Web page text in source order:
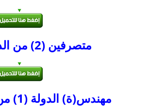
متصرفين (2) من الدرجة الثالثة
مهندس(ة) الدولة (1) من الدرجة الأولى